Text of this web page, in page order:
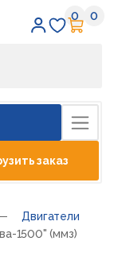
0 0
заказ
Двигатели
1500" (ммз)